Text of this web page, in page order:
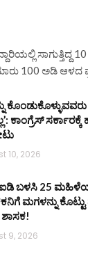
ಸಾಗುತ್ತಿದ್ದ
100 ಅಡಿ ಆಳದ
ಕಾಂಗ್ರೆಸ್
10, 2026
ಬಳಸಿ 25
ಮಗಳನ್ನು
9, 2026